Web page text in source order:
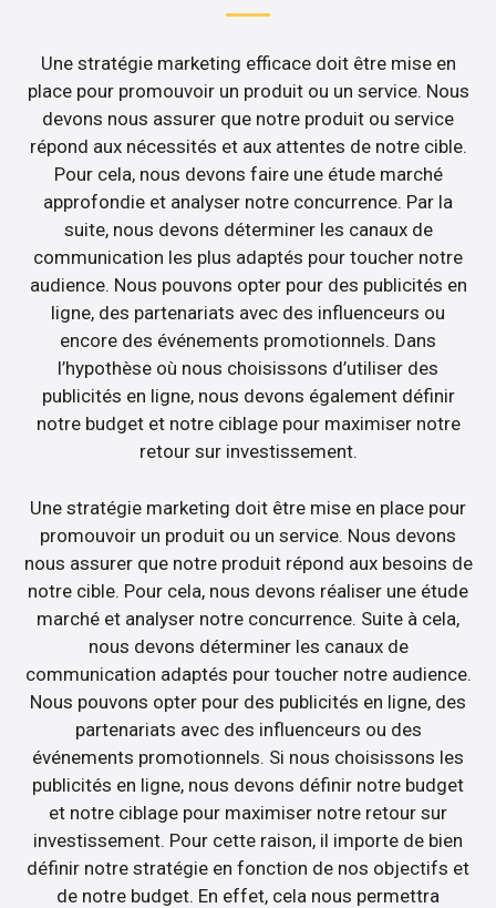
Une stratégie marketing efficace doit être mise en
place pour promouvoir un produit ou un service. Nous
devons nous assurer que notre produit ou service
répond aux nécessités et aux attentes de notre cible.
Pour cela, nous devons faire une étude marché
approfondie et analyser notre concurrence. Par la
suite, nous devons déterminer les canaux de
communication les plus adaptés pour toucher notre
audience. Nous pouvons opter pour des publicités en
ligne, des partenariats avec des influenceurs ou
encore des événements promotionnels. Dans
l’hypothèse où nous choisissons d’utiliser des
publicités en ligne, nous devons également définir
notre budget et notre ciblage pour maximiser notre
retour sur investissement.
Une stratégie marketing doit être mise en place pour
promouvoir un produit ou un service. Nous devons
nous assurer que notre produit répond aux besoins de
notre cible. Pour cela, nous devons réaliser une étude
marché et analyser notre concurrence. Suite à cela,
nous devons déterminer les canaux de
communication adaptés pour toucher notre audience.
Nous pouvons opter pour des publicités en ligne, des
partenariats avec des influenceurs ou des
événements promotionnels. Si nous choisissons les
publicités en ligne, nous devons définir notre budget
et notre ciblage pour maximiser notre retour sur
investissement. Pour cette raison, il importe de bien
définir notre stratégie en fonction de nos objectifs et
de notre budget. En effet, cela nous permettra